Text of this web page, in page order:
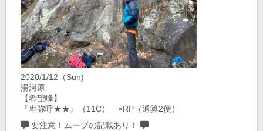
2020/1/12（Sun)
湯河原
【希望峰】
『卑弥呼★★』（11C） ×RP（通算2便）
要注意！ムーブの記載あり！